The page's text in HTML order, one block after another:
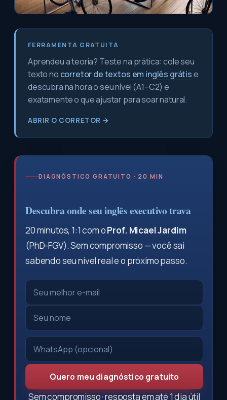
FERRAMENTA GRATUITA
Aprendeu a teoria? Teste na prática: cole seu
texto no corretor de textos em inglês grátise
descubra na hora o seu nível (A1–C2) e
exatamente o que ajustar para soar natural.
ABRIR O CORRETOR →
DIAGNÓSTICO GRATUITO · 20 MIN
Descubra onde seu inglês executivo trava
20 minutos, 1:1 com oProf. Micael Jardim
(PhD-FGV). Sem compromisso — você sai
sabendo seu nível real e o próximo passo.
Quero meu diagnóstico gratuito
Sem compromisso · resposta em até 1 dia útil